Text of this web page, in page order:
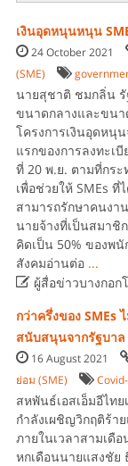
เงินอุดหนุนหนุน
24 October 2021
(SME)
นายสุชาติ ชมกลิ่น รั
ขนาดกลางและขนา
โครงการเงินอุดหนุ
แรกของการลงทะเ
ที่ 20 พ.ย. ตามที่กร
เพื่อช่วยให้ SMEs
สามารถรักษาคนงา
นายจ้างที่เป็นสมาชิ
คิดเป็น 50% ของพ
สังคมอ่านต่อ ...
ผู้สื่อข่าวบางกอก
กว่าครึ่งของ SMEs
สนับสนุนจากรัฐบาล
16 August 2021
ย่อม (SME)
สหพันธ์เอสเอ็มอีไท
กำลังเผชิญวิกฤติร้า
ภายในเวลาสามเดื
หกเดือนนายแสงชัย